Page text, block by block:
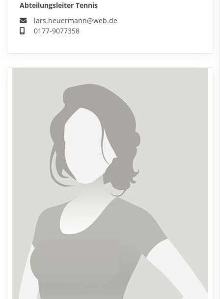
Abteilungsleiter Tennis
lars.heuermann@web.de
0177-9077358